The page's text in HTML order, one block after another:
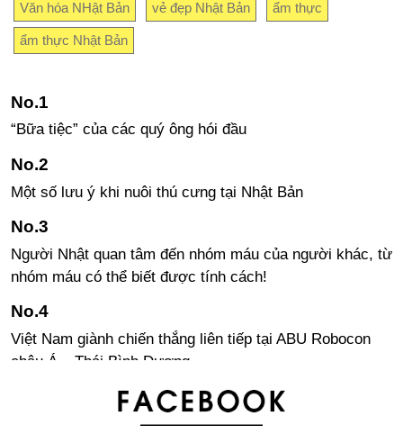
Văn hóa NHật Bản vẻ đẹp Nhật Bản ẩm thực
ẩm thực Nhật Bản
“Bữa tiệc” của các quý ông hói đầu
Một số lưu ý khi nuôi thú cưng tại Nhật Bản
Người Nhật quan tâm đến nhóm máu của người khác, từ
nhóm máu có thể biết được tính cách!
Việt Nam giành chiến thắng liên tiếp tại ABU Robocon
châu Á – Thái Bình Dương
Tổng hợp tình hình sau động đất tại Hokkaido ngày